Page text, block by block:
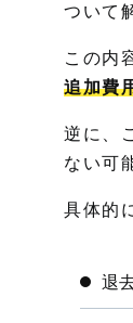
ついて
この内
追加費
逆に、
ない可
具体的
退